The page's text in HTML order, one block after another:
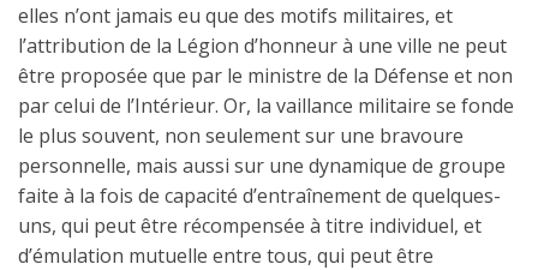
elles n’ont jamais eu que des motifs militaires, et
l’attribution de la Légion d’honneur à une ville ne peut
être proposée que par le ministre de la Défense et non
par celui de l’Intérieur. Or, la vaillance militaire se fonde
le plus souvent, non seulement sur une bravoure
personnelle, mais aussi sur une dynamique de groupe
faite à la fois de capacité d’entraînement de quelques-
uns, qui peut être récompensée à titre individuel, et
d’émulation mutuelle entre tous, qui peut être